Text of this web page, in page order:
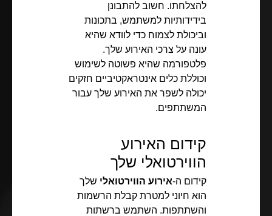
להצלחתו. חשוב להתבונן
בידידותיות למשתמש, בתכונות
וביכולת לצמוח כדי לוודא שהיא
עונה על צרכי האירוע שלך.
פלטפורמה שהיא פשוטה לשימוש
וכוללת כלים אינטראקטיביים חזקים
יכולה לשפר את האירוע שלך עבור
המשתתפים.
קידום האירוע
הווירטואלי שלך
קידום ה- אירוע הווירטואלישלך
הוא חיוני למטרת קבלת הרשמות
והשתתפות. השתמש ברשתות